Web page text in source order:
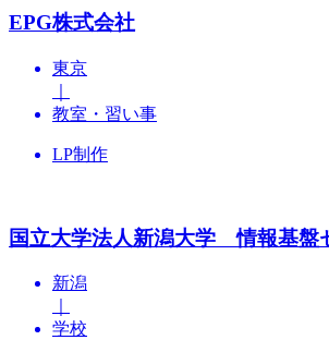
EPG株式会社
東京
教室・習い事
LP制作
国立大学法人新潟大学 情報基盤
新潟
学校